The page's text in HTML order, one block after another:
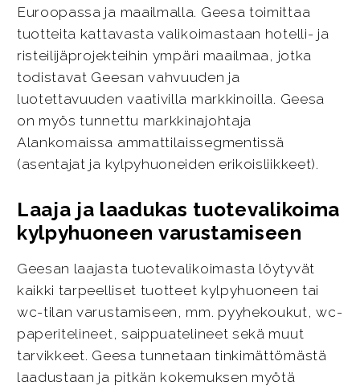
Euroopassa ja maailmalla. Geesa toimittaa
tuotteita kattavasta valikoimastaan hotelli- ja
risteilijäprojekteihin ympäri maailmaa, jotka
todistavat Geesan vahvuuden ja
luotettavuuden vaativilla markkinoilla. Geesa
on myös tunnettu markkinajohtaja
Alankomaissa ammattilaissegmentissä
(asentajat ja kylpyhuoneiden erikoisliikkeet).
Laaja ja laadukas tuotevalikoima
kylpyhuoneen varustamiseen
Geesan laajasta tuotevalikoimasta löytyvät
kaikki tarpeelliset tuotteet kylpyhuoneen tai
wc-tilan varustamiseen, mm. pyyhekoukut, wc-
paperitelineet, saippuatelineet sekä muut
tarvikkeet. Geesa tunnetaan tinkimättömästä
laadustaan ja pitkän kokemuksen myötä